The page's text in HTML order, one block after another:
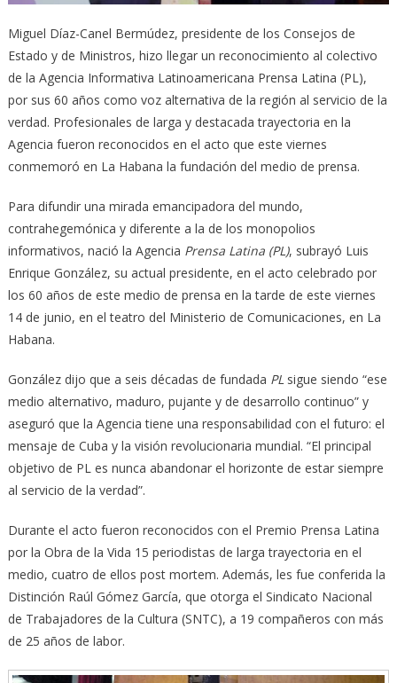
Miguel Díaz-Canel Bermúdez, presidente de los Consejos de
Estado y de Ministros, hizo llegar un reconocimiento al colectivo
de la Agencia Informativa Latinoamericana Prensa Latina (PL),
por sus 60 años como voz alternativa de la región al servicio de la
verdad. Profesionales de larga y destacada trayectoria en la
Agencia fueron reconocidos en el acto que este viernes
conmemoró en La Habana la fundación del medio de prensa.
Para difundir una mirada emancipadora del mundo,
contrahegemónica y diferente a la de los monopolios
informativos, nació la Agencia Prensa Latina (PL), subrayó Luis
Enrique González, su actual presidente, en el acto celebrado por
los 60 años de este medio de prensa en la tarde de este viernes
14 de junio, en el teatro del Ministerio de Comunicaciones, en La
Habana.
González dijo que a seis décadas de fundada PL sigue siendo “ese
medio alternativo, maduro, pujante y de desarrollo continuo” y
aseguró que la Agencia tiene una responsabilidad con el futuro: el
mensaje de Cuba y la visión revolucionaria mundial. “El principal
objetivo de PL es nunca abandonar el horizonte de estar siempre
al servicio de la verdad”.
Durante el acto fueron reconocidos con el Premio Prensa Latina
por la Obra de la Vida 15 periodistas de larga trayectoria en el
medio, cuatro de ellos post mortem. Además, les fue conferida la
Distinción Raúl Gómez García, que otorga el Sindicato Nacional
de Trabajadores de la Cultura (SNTC), a 19 compañeros con más
de 25 años de labor.